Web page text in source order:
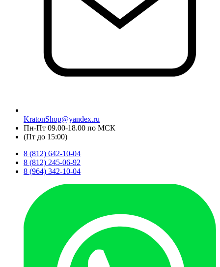
KratonShop@yandex.ru
Пн-Пт 09.00-18.00 по МСК
(Пт до 15:00)
8 (812) 642-10-04
8 (812) 245-06-92
8 (964) 342-10-04